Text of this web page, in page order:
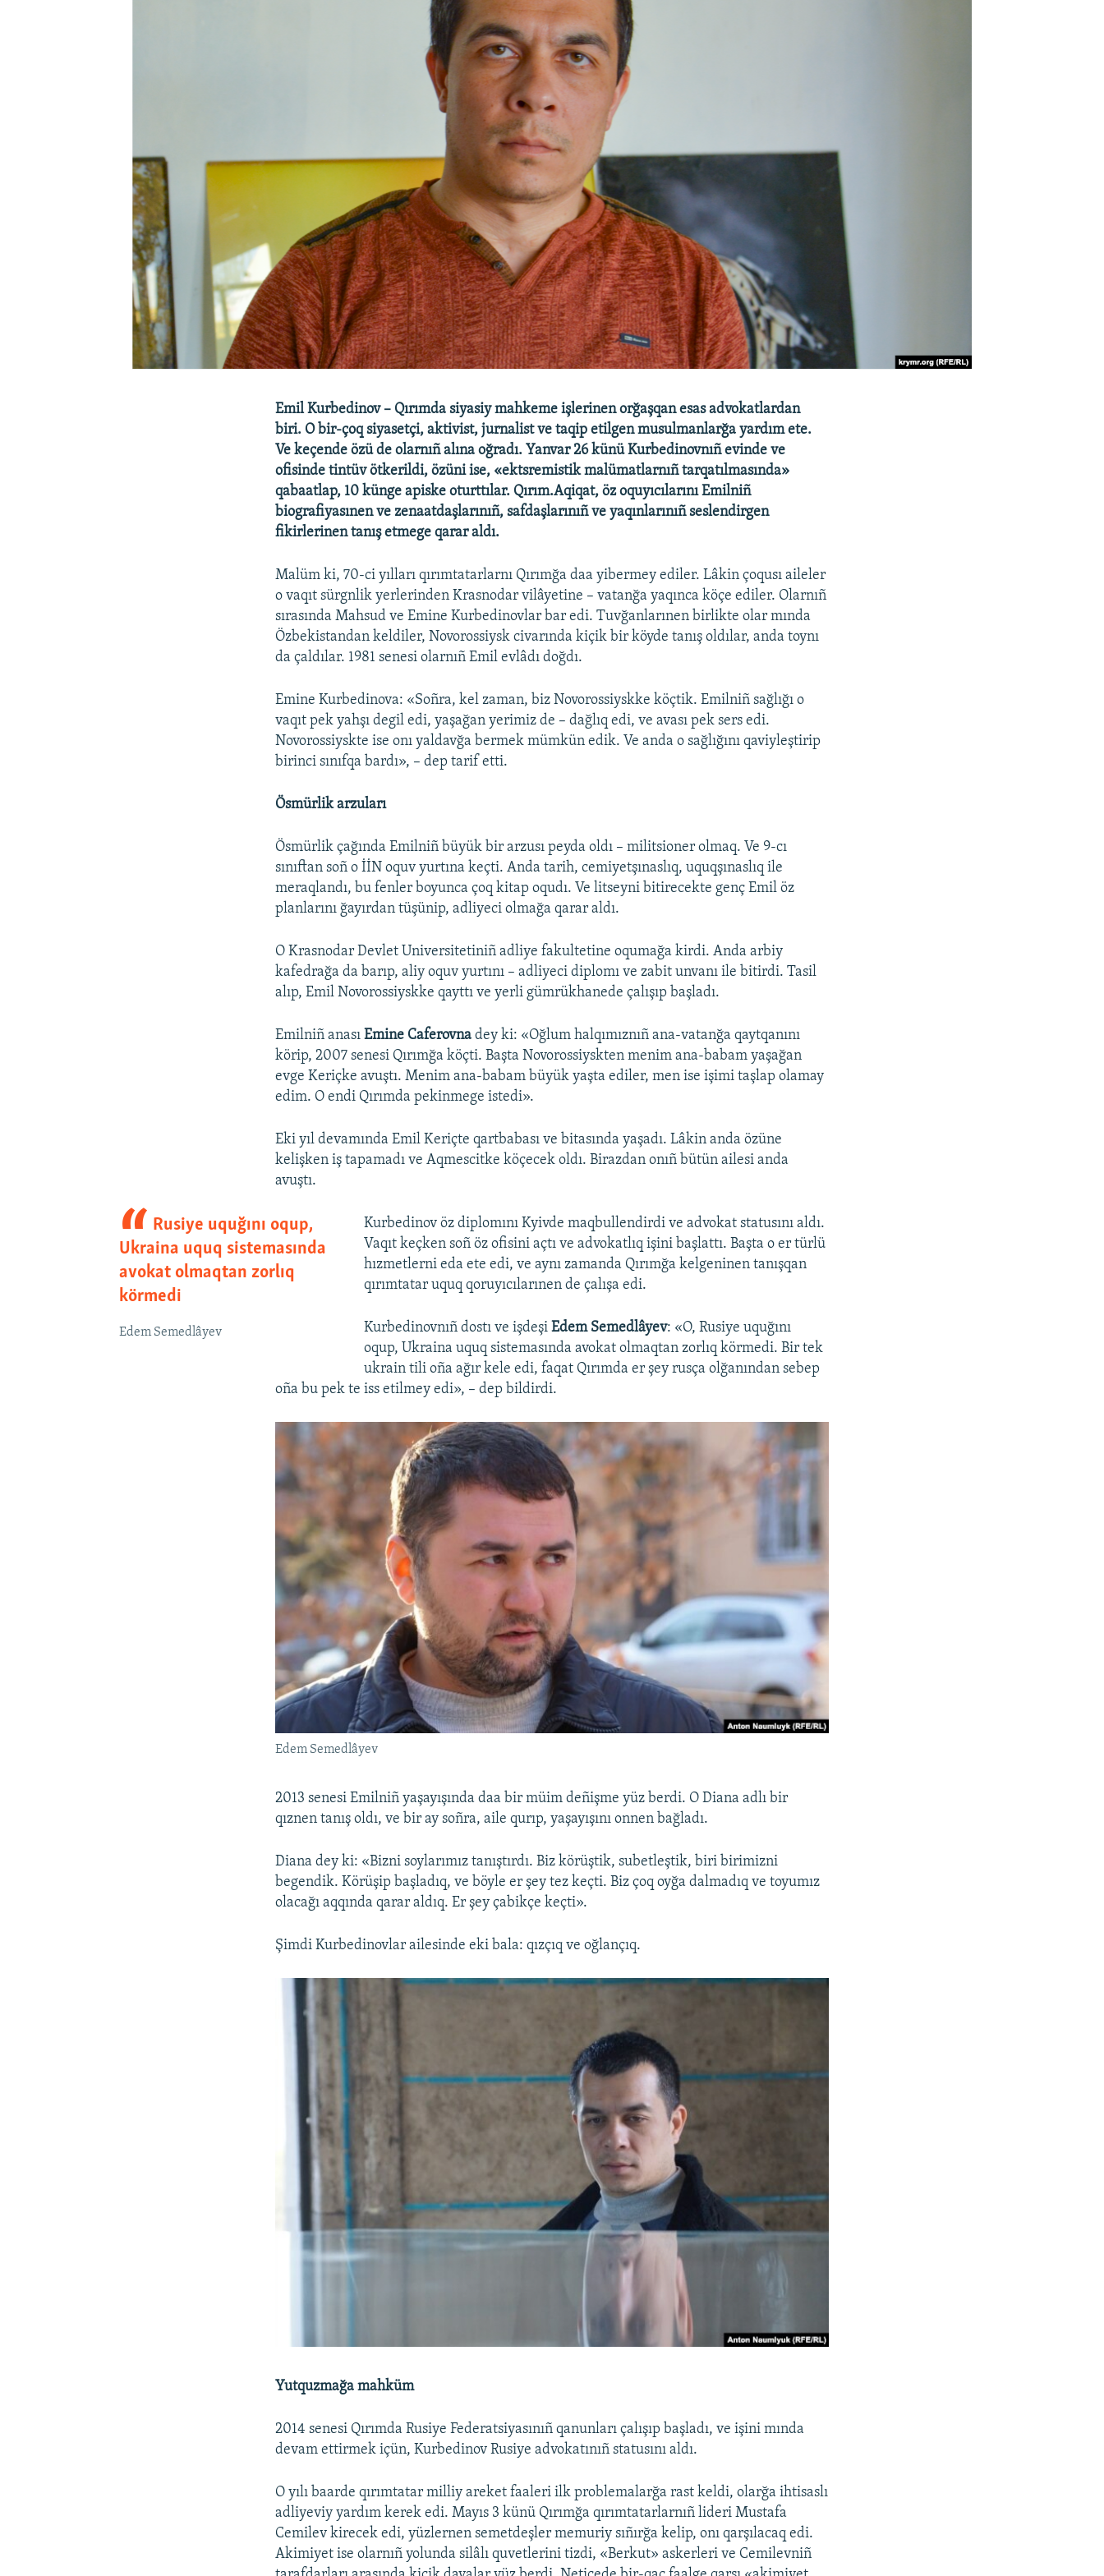
Emil Kurbedinov – Qırımda siyasiy mahkeme işlerinen orğaşqan esas advokatlardan
biri. O bir-çoq siyasetçi, aktivist, jurnalist ve taqip etilgen musulmanlarğa yardım ete.
Ve keçende özü de olarnıñ alına oğradı. Yanvar 26 künü Kurbedinovnıñ evinde ve
ofisinde tintüv ötkerildi, özüni ise, «ektsremistik malümatlarnıñ tarqatılmasında»
qabaatlap, 10 künge apiske oturttılar. Qırım.Aqiqat, öz oquyıcılarını Emilniñ
biografiyasınen ve zenaatdaşlarınıñ, safdaşlarınıñ ve yaqınlarınıñ seslendirgen
fikirlerinen tanış etmege qarar aldı.
Malüm ki, 70-ci yılları qırımtatarlarnı Qırımğa daa yibermey ediler. Lâkin çoqusı aileler
o vaqıt sürgnlik yerlerinden Krasnodar vilâyetine – vatanğa yaqınca köçe ediler. Olarnıñ
sırasında Mahsud ve Emine Kurbedinovlar bar edi. Tuvğanlarınen birlikte olar mında
Özbekistandan keldiler, Novorossiysk civarında kiçik bir köyde tanış oldılar, anda toynı
da çaldılar. 1981 senesi olarnıñ Emil evlâdı doğdı.
Emine Kurbedinova: «Soñra, kel zaman, biz Novorossiyskke köçtik. Emilniñ sağlığı o
vaqıt pek yahşı degil edi, yaşağan yerimiz de – dağlıq edi, ve avası pek sers edi.
Novorossiyskte ise onı yaldavğa bermek mümkün edik. Ve anda o sağlığını qaviyleştirip
birinci sınıfqa bardı», – dep tarif etti.
Ösmürlik arzuları
Ösmürlik çağında Emilniñ büyük bir arzusı peyda oldı – militsioner olmaq. Ve 9-cı
sınıftan soñ o İİN oquv yurtına keçti. Anda tarih, cemiyetşınaslıq, uquqşınaslıq ile
meraqlandı, bu fenler boyunca çoq kitap oqudı. Ve litseyni bitirecekte genç Emil öz
planlarını ğayırdan tüşünip, adliyeci olmağa qarar aldı.
O Krasnodar Devlet Universitetiniñ adliye fakultetine oqumağa kirdi. Anda arbiy
kafedrağa da barıp, aliy oquv yurtını – adliyeci diplomı ve zabit unvanı ile bitirdi. Tasil
alıp, Emil Novorossiyskke qayttı ve yerli gümrükhanede çalışıp başladı.
Emilniñ anası Emine Caferovna dey ki: «Oğlum halqımıznıñ ana-vatanğa qaytqanını
körip, 2007 senesi Qırımğa köçti. Başta Novorossiyskten menim ana-babam yaşağan
evge Keriçke avuştı. Menim ana-babam büyük yaşta ediler, men ise işimi taşlap olamay
edim. O endi Qırımda pekinmege istedi».
Eki yıl devamında Emil Keriçte qartbabası ve bitasında yaşadı. Lâkin anda özüne
kelişken iş tapamadı ve Aqmescitke köçecek oldı. Birazdan onıñ bütün ailesi anda
avuştı.
Rusiye uquğını oqup,
Ukraina uquq sistemasında
avokat olmaqtan zorlıq
körmedi
Edem Semedlâyev
Kurbedinov öz diplomını Kyivde maqbullendirdi ve advokat statusını aldı.
Vaqıt keçken soñ öz ofisini açtı ve advokatlıq işini başlattı. Başta o er türlü
hızmetlerni eda ete edi, ve aynı zamanda Qırımğa kelgeninen tanışqan
qırımtatar uquq qoruyıcılarınen de çalışa edi.
Kurbedinovnıñ dostı ve işdeşiEdem Semedlâyev: «O, Rusiye uquğını
oqup, Ukraina uquq sistemasında avokat olmaqtan zorlıq körmedi. Bir tek
ukrain tili oña ağır kele edi, faqat Qırımda er şey rusça olğanından sebep
oña bu pek te iss etilmey edi», – dep bildirdi.
Edem Semedlâyev
2013 senesi Emilniñ yaşayışında daa bir müim deñişme yüz berdi. O Diana adlı bir
qıznen tanış oldı, ve bir ay soñra, aile qurıp, yaşayışını onnen bağladı.
Diana dey ki: «Bizni soylarımız tanıştırdı. Biz körüştik, subetleştik, biri birimizni
begendik. Körüşip başladıq, ve böyle er şey tez keçti. Biz çoq oyğa dalmadıq ve toyumız
olacağı aqqında qarar aldıq. Er şey çabikçe keçti».
Şimdi Kurbedinovlar ailesinde eki bala: qızçıq ve oğlançıq.
Yutquzmağa mahküm
2014 senesi Qırımda Rusiye Federatsiyasınıñ qanunları çalışıp başladı, ve işini mında
devam ettirmek içün, Kurbedinov Rusiye advokatınıñ statusını aldı.
O yılı baarde qırımtatar milliy areket faaleri ilk problemalarğa rast keldi, olarğa ihtisaslı
adliyeviy yardım kerek edi. Mayıs 3 künü Qırımğa qırımtatarlarnıñ lideri Mustafa
Cemilev kirecek edi, yüzlernen semetdeşler memuriy sıñırğa kelip, onı qarşılacaq edi.
Akimiyet ise olarnıñ yolunda silâlı quvetlerini tizdi, «Berkut» askerleri ve Cemilevniñ